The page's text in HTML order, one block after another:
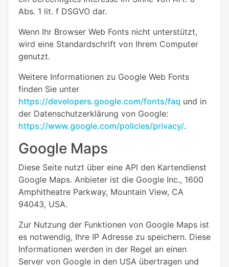
Abs. 1 lit. f DSGVO dar.
Wenn Ihr Browser Web Fonts nicht unterstützt,
wird eine Standardschrift von Ihrem Computer
genutzt.
Weitere Informationen zu Google Web Fonts
finden Sie unter
https://developers.google.com/fonts/faq und in
der Datenschutzerklärung von Google:
https://www.google.com/policies/privacy/.
Google Maps
Diese Seite nutzt über eine API den Kartendienst
Google Maps. Anbieter ist die Google Inc., 1600
Amphitheatre Parkway, Mountain View, CA
94043, USA.
Zur Nutzung der Funktionen von Google Maps ist
es notwendig, Ihre IP Adresse zu speichern. Diese
Informationen werden in der Regel an einen
Server von Google in den USA übertragen und